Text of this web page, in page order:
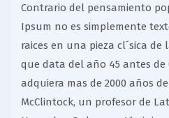
Contrario del pensamiento
Ipsum no es simplemente
raices en una pieza cl´sica
que data del año 45 antes de
adquiera mas de 2000 años
McClintock, un profesor de